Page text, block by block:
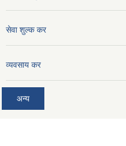
सेवा शुल्क कर
व्यवसाय कर
अन्य